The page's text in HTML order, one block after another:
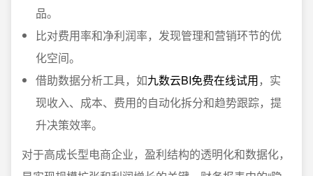
品。
比对费用率和净利润率，发现管理和营销环节的优
化空间。
借助数据分析工具，如九数云BI免费在线试用，实
现收入、成本、费用的自动化拆分和趋势跟踪，提
升决策效率。
对于高成长型电商企业，盈利结构的透明化和数据化，